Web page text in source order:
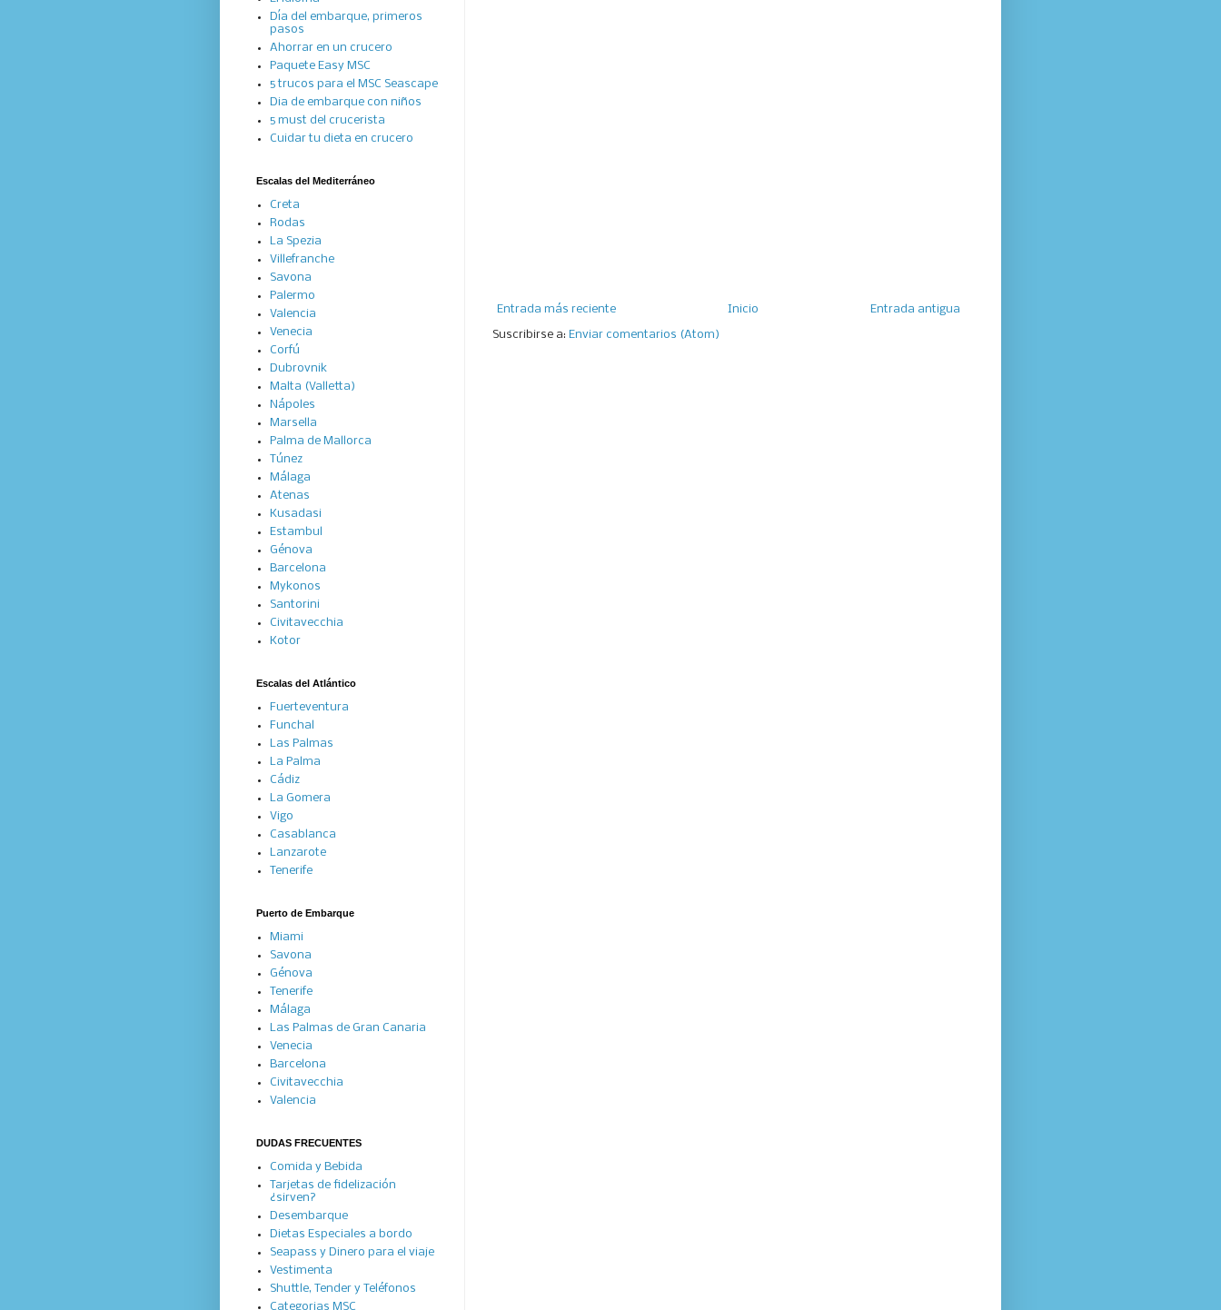
Entrada más reciente Entrada antigua
Inicio
Suscribirse a: Enviar comentarios (Atom)
Día del embarque, primeros
pasos
Ahorrar en un crucero
Paquete Easy MSC
5 trucos para el MSC Seascape
Dia de embarque con niños
5 must del crucerista
Cuidar tu dieta en crucero
Escalas del Mediterráneo
Creta
Rodas
La Spezia
Villefranche
Savona
Palermo
Valencia
Venecia
Corfú
Dubrovnik
Malta (Valletta)
Nápoles
Marsella
Palma de Mallorca
Túnez
Málaga
Atenas
Kusadasi
Estambul
Génova
Barcelona
Mykonos
Santorini
Civitavecchia
Kotor
Escalas del Atlántico
Fuerteventura
Funchal
Las Palmas
La Palma
Cádiz
La Gomera
Vigo
Casablanca
Lanzarote
Tenerife
Puerto de Embarque
Miami
Savona
Génova
Tenerife
Málaga
Las Palmas de Gran Canaria
Venecia
Barcelona
Civitavecchia
Valencia
DUDAS FRECUENTES
Comida y Bebida
Tarjetas de fidelización
¿sirven?
Desembarque
Dietas Especiales a bordo
Seapass y Dinero para el viaje
Vestimenta
Shuttle, Tender y Teléfonos
Categorias MSC